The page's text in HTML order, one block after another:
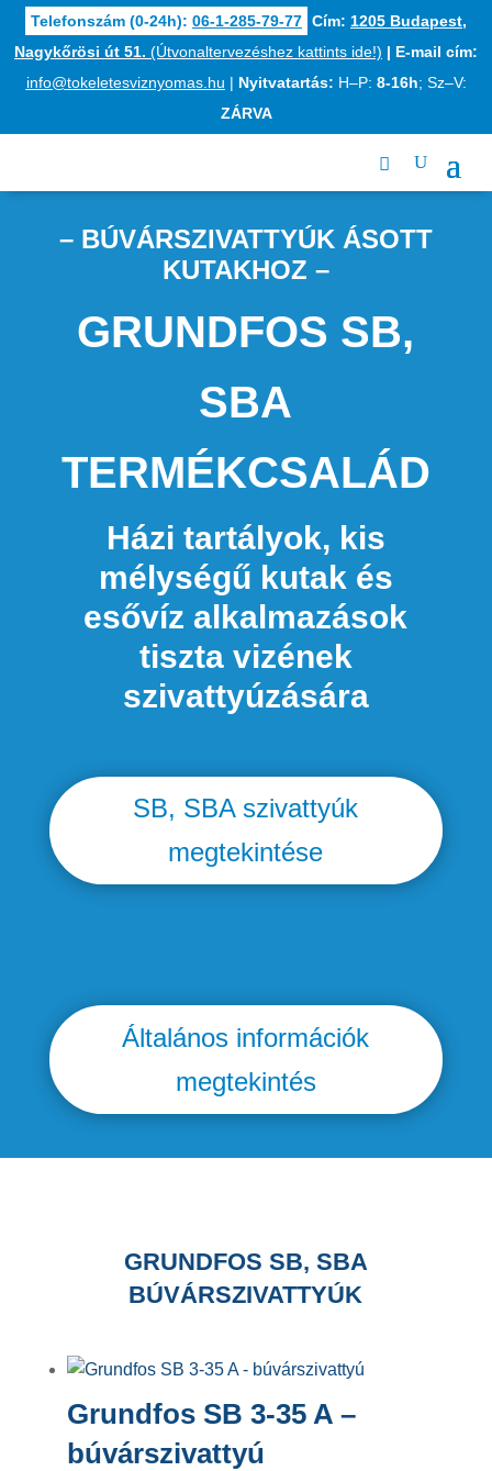
Telefonszám (0-24h): 06-1-285-79-77 Cím: 1205 Budapest,
Nagykőrösi út 51. (Útvonaltervezéshez kattints ide!) | E-mail cím:
info@tokeletesviznyomas.hu | Nyitvatartás: H–P: 8-16h; Sz–V:
ZÁRVA
– BÚVÁRSZIVATTYÚK ÁSOTT
KUTAKHOZ –
GRUNDFOS SB,
SBA
TERMÉKCSALÁD
Házi tartályok, kis
mélységű kutak és
esővíz alkalmazások
tiszta vizének
szivattyúzására
SB, SBA szivattyúk
megtekintése
Általános információk
megtekintés
GRUNDFOS SB, SBA
BÚVÁRSZIVATTYÚK
Grundfos SB 3-35 A –
búvárszivattyú